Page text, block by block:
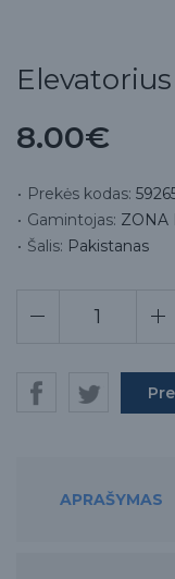
8.00€
Prekės kodas:
Gamintojas: ZONA
Šalis: Pakistanas
APRAŠYMAS